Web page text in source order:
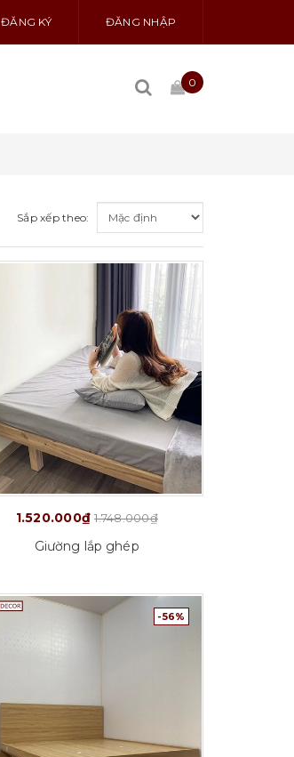
ĐĂNG KÝ ĐĂNG NHẬP
0
Sắp xếp theo:
Chi tiết
1.520.000₫ 1.748.000₫
Giường lắp ghép
Chi tiết
-56%